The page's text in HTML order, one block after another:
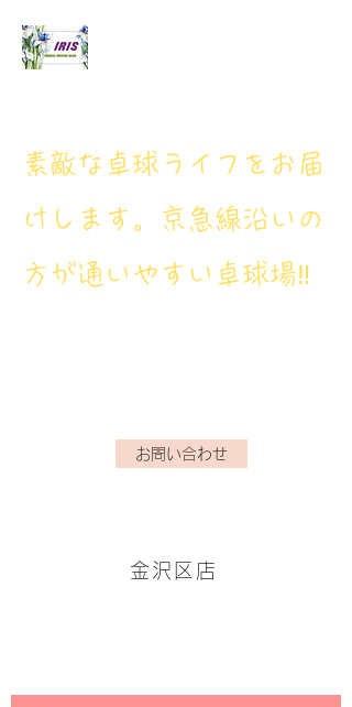
​素敵な卓球ライフをお届
けします。京急線沿いの
方が通いやすい卓球場‼
お問い合わせ
金沢区店